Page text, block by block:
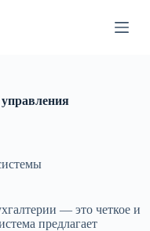
— это четкое и
предлагает